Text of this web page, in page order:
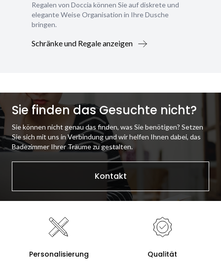
Regalen von Doccia können Sie auf diskrete und
elegante Weise Organisation in Ihre Dusche
bringen.
Schränke und Regale anzeigen
Sie finden das Gesuchte nicht?
Sie können nicht genau das finden, was Sie benötigen? Setzen
Sie sich mit uns in Verbindung und wir helfen Ihnen dabei, das
Badezimmer Ihrer Träume zu gestalten.
Kontakt
Personalisierung Qualität